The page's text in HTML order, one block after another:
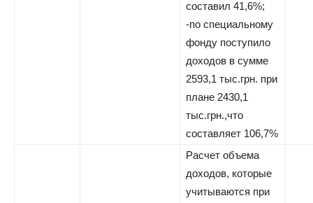
составил 41,6%;
-по специальному
фонду поступило
доходов в сумме
2593,1 тыс.грн. при
плане 2430,1
тыс.грн.,что
составляет 106,7%
Расчет объема
доходов, которые
учитываются при